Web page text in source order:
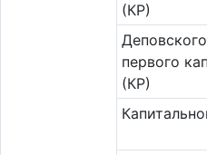
(КР)
первого
(КР)